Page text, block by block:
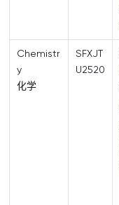
Chemistr
y
化学
SFXJT
U2520